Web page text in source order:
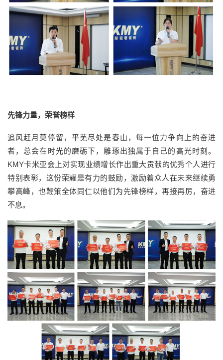
先锋力量，荣誉榜样
追风赶月莫停留，平芜尽处是春山，每一位力争向上的奋进
者，总会在时光的磨砺下，雕琢出独属于自己的高光时刻。
KMY卡米亚会上对实现业绩增长作出重大贡献的优秀个人进行
特别表彰，这份荣耀是有力的鼓励，激励着众人在未来继续勇
攀高峰，也鞭策全体同仁以他们为先锋榜样，再接再厉，奋进
不息。